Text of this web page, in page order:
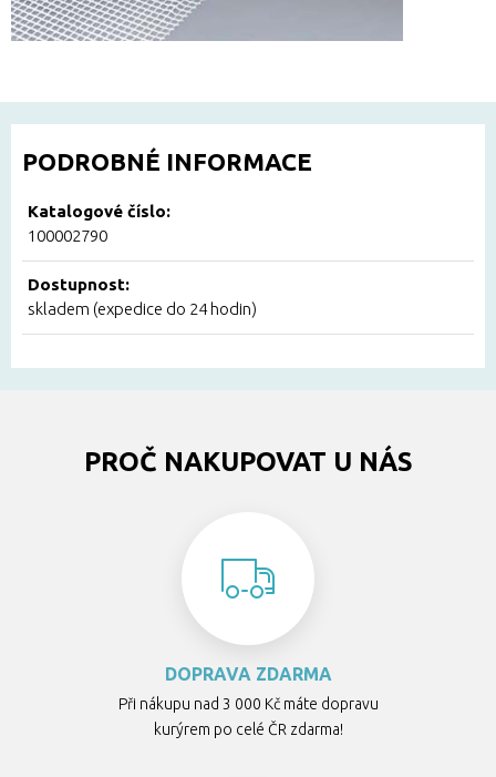
PODROBNÉ INFORMACE
Katalogové číslo:
100002790
Dostupnost:
skladem (expedice do 24 hodin)
PROČ NAKUPOVAT U NÁS
DOPRAVA ZDARMA
Při nákupu nad 3 000 Kč máte dopravu
kurýrem po celé ČR zdarma!